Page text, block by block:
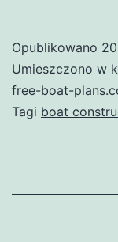
Opublikowano
Umieszczono w
free-boat-
Tagi boat